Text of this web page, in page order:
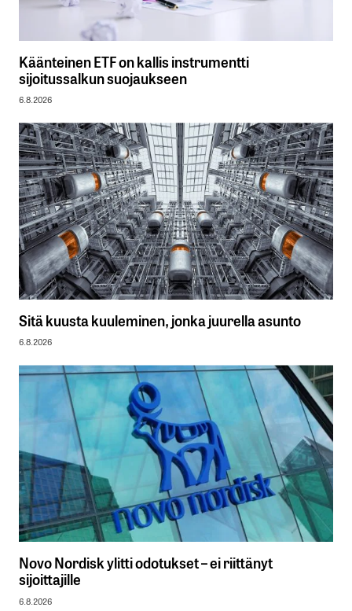
Käänteinen ETF on kallis instrumentti
sijoitussalkun suojaukseen
6.8.2026
Sitä kuusta kuuleminen, jonka juurella asunto
6.8.2026
Novo Nordisk ylitti odotukset – ei riittänyt
sijoittajille
6.8.2026